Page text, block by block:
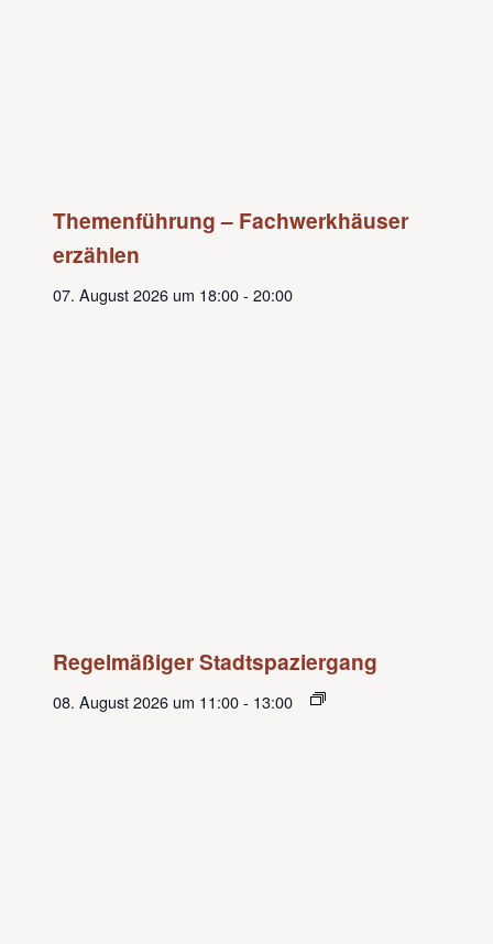
Themenführung – Fachwerkhäuser
erzählen
07. August 2026 um 18:00- 20:00
Regelmäßiger Stadtspaziergang
08. August 2026 um 11:00- 13:00